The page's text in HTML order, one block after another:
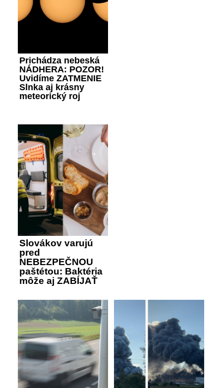
Prichádza nebeská
NÁDHERA: POZOR!
Uvidíme ZATMENIE
Slnka aj krásny
meteorický roj
Slovákov varujú
pred
NEBEZPEČNOU
paštétou: Baktéria
môže aj ZABÍJAŤ